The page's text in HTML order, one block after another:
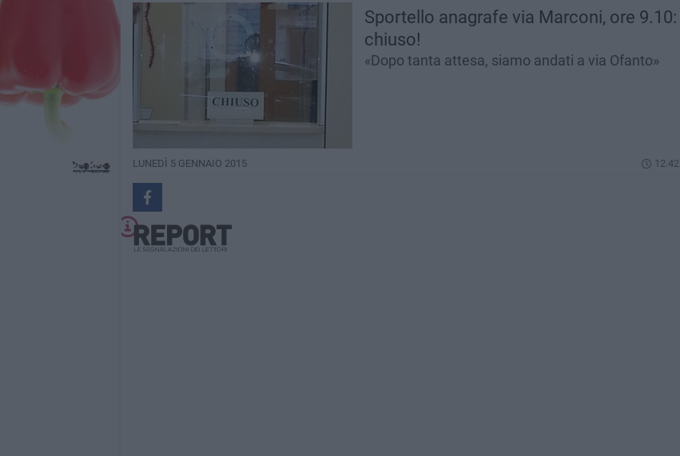
Sportello anagrafe via Marconi, ore 9.10:
chiuso!
«Dopo tanta attesa, siamo andati a via Ofanto»
LUNEDÌ 5 GENNAIO 2015 12.42